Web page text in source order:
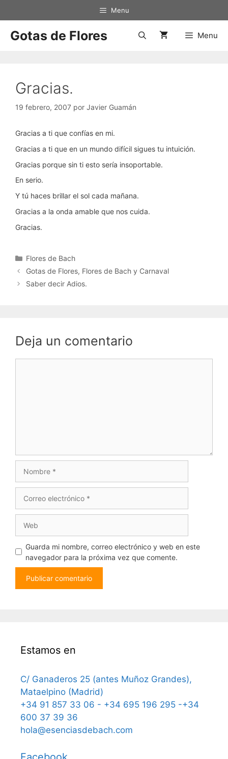
Menu
Gotas de Flores Menu
Gracias.
19 febrero, 2007 por Javier Guamán
Gracias a ti que confías en mi.
Gracias a ti que en un mundo difícil sigues tu intuición.
Gracias porque sin ti esto sería insoportable.
En serio.
Y tú haces brillar el sol cada mañana.
Gracias a la onda amable que nos cuida.
Gracias.
Categorías
Flores de Bach
Gotas de Flores, Flores de Bach y Carnaval
Saber decir Adios.
Deja un comentario
electrónico
Guarda mi nombre, correo electrónico y web en este
navegador para la próxima vez que comente.
Estamos en
C/ Ganaderos 25 (antes Muñoz Grandes),
Mataelpino (Madrid)
+34 91 857 33 06 - +34 695 196 295 -+34
600 37 39 36
hola@esenciasdebach.com